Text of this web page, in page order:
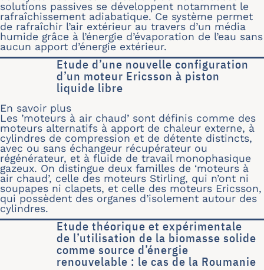
solutions passives se développent notamment le
rafraîchissement adiabatique. Ce système permet
de rafraîchir l’air extérieur au travers d’un média
humide grâce à l’énergie d’évaporation de l’eau sans
aucun apport d’énergie extérieur.
Etude d’une nouvelle configuration
d’un moteur Ericsson à piston
liquide libre
En savoir plus
Les ’moteurs à air chaud’ sont définis comme des
moteurs alternatifs à apport de chaleur externe, à
cylindres de compression et de détente distincts,
avec ou sans échangeur récupérateur ou
régénérateur, et à fluide de travail monophasique
gazeux. On distingue deux familles de ‘moteurs à
air chaud’, celle des moteurs Stirling, qui n’ont ni
soupapes ni clapets, et celle des moteurs Ericsson,
qui possèdent des organes d’isolement autour des
cylindres.
Etude théorique et expérimentale
de l’utilisation de la biomasse solide
comme source d’énergie
renouvelable : le cas de la Roumanie